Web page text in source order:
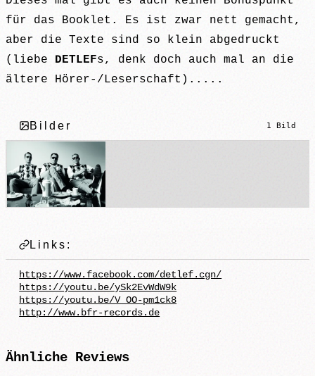
für das Booklet. Es ist zwar nett gemacht,
aber die Texte sind so klein abgedruckt
(liebe DETLEFs, denk doch auch mal an die
ältere Hörer-/Leserschaft).....
Bilder 1 Bild
Links:
https://www.facebook.com/detlef.cgn/
https://youtu.be/ySk2EvWdW9k
https://youtu.be/V_OO-pm1ck8
http://www.bfr-records.de
Ähnliche Reviews